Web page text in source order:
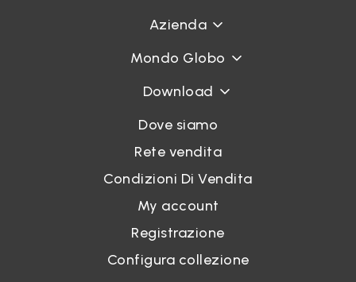
Azienda
Mondo Globo
Download
Dove siamo
Rete vendita
Condizioni Di Vendita
My account
Registrazione
Configura collezione